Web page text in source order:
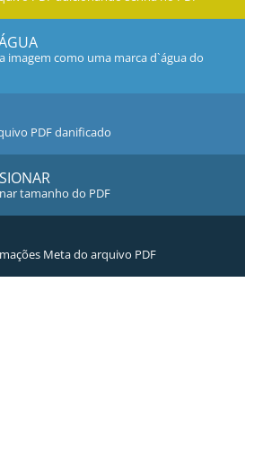
imagem como uma marca d`água do
PDF danificado
tamanho do PDF
Meta do arquivo PDF